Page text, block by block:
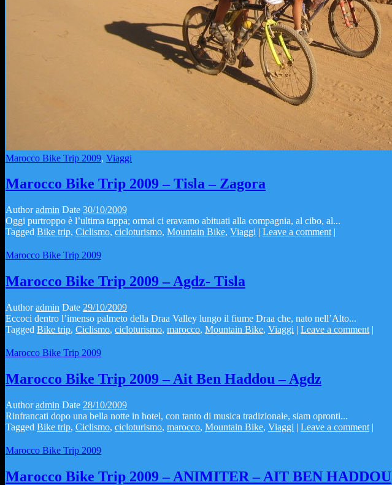
Marocco Bike Trip 2009, Viaggi
Marocco Bike Trip 2009 – Tisla – Zagora
Authoradmin Date 30/10/2009
Oggi purtroppo è l’ultima tappa; ormai ci eravamo abituati alla compagnia, al cibo, al...
Tagged Bike trip, Ciclismo, cicloturismo, Mountain Bike, Viaggi | Leave a comment |
Marocco Bike Trip 2009
Marocco Bike Trip 2009 – Agdz- Tisla
Authoradmin Date 29/10/2009
Eccoci dentro l’imenso palmeto della Draa Valley lungo il fiume Draa che, nato nell’Alto...
Tagged Bike trip, Ciclismo, cicloturismo, marocco, Mountain Bike, Viaggi | Leave a comment |
Marocco Bike Trip 2009
Marocco Bike Trip 2009 – Ait Ben Haddou – Agdz
Authoradmin Date 28/10/2009
Rinfrancati dopo una bella notte in hotel, con tanto di musica tradizionale, siam opronti...
Tagged Bike trip, Ciclismo, cicloturismo, marocco, Mountain Bike, Viaggi | Leave a comment |
Marocco Bike Trip 2009
Marocco Bike Trip 2009 – ANIMITER – AIT BEN HADDOU